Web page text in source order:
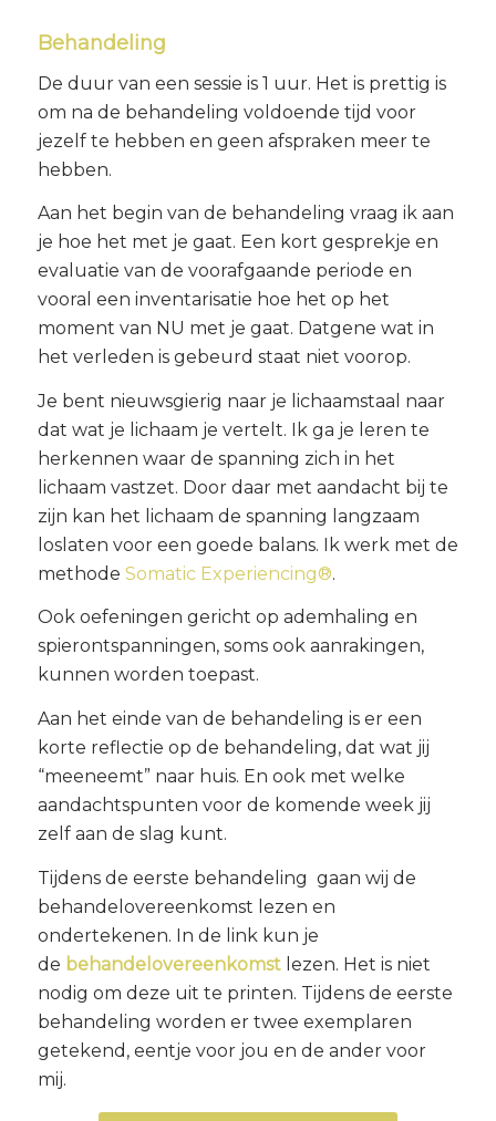
Behandeling
De duur van een sessie is 1 uur. Het is prettig is
om na de behandeling voldoende tijd voor
jezelf te hebben en geen afspraken meer te
hebben.
Aan het begin van de behandeling vraag ik aan
je hoe het met je gaat. Een kort gesprekje en
evaluatie van de voorafgaande periode en
vooral een inventarisatie hoe het op het
moment van NU met je gaat. Datgene wat in
het verleden is gebeurd staat niet voorop.
Je bent nieuwsgierig naar je lichaamstaal naar
dat wat je lichaam je vertelt. Ik ga je leren te
herkennen waar de spanning zich in het
lichaam vastzet. Door daar met aandacht bij te
zijn kan het lichaam de spanning langzaam
loslaten voor een goede balans. Ik werk met de
methode Somatic Experiencing®.
Ook oefeningen gericht op ademhaling en
spierontspanningen, soms ook aanrakingen,
kunnen worden toepast.
Aan het einde van de behandeling is er een
korte reflectie op de behandeling, dat wat jij
“meeneemt” naar huis. En ook met welke
aandachtspunten voor de komende week jij
zelf aan de slag kunt.
Tijdens de eerste behandeling gaan wij de
behandelovereenkomst lezen en
ondertekenen. In de link kun je
de behandelovereenkomstlezen. Het is niet
nodig om deze uit te printen. Tijdens de eerste
behandeling worden er twee exemplaren
getekend, eentje voor jou en de ander voor
mij.